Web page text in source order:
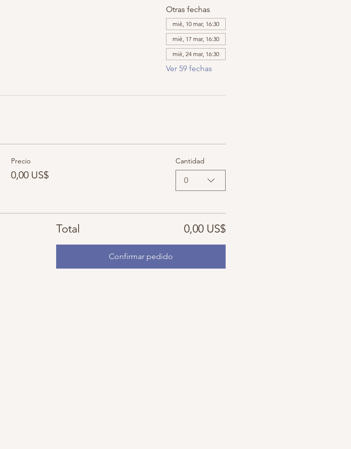
Otras fechas
mié, 10 mar, 16:30
mié, 17 mar, 16:30
mié, 24 mar, 16:30
Ver 59 fechas
Precio
0,00 US$
Cantidad
0
Total 0,00 US$
Confirmar pedido